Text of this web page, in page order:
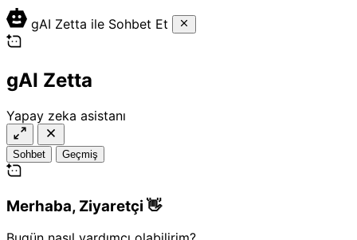
gAI Zetta ile Sohbet Et
gAI Zetta
Yapay zeka asistanı
Sohbet Geçmiş
Merhaba, Ziyaretçi 👋